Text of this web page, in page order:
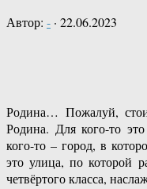
Автор: - · 22.06.2023
Родина… Пожалуй,
Родина. Для кого-то
кого-то – город, в
это улица, по которой
четвёртого класса,